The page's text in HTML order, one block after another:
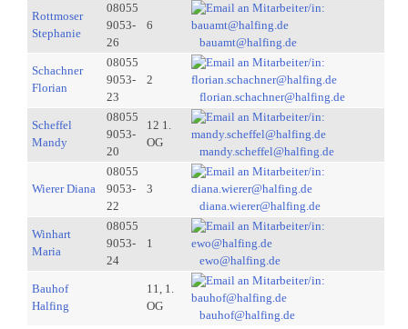
Rottmoser
Stephanie
08055
9053-
26
6
bauamt@halfing.de
Schachner
Florian
08055
9053-
23
2
florian.schachner@halfing.de
Scheffel
Mandy
08055
9053-
20
12 1.
OG
mandy.scheffel@halfing.de
Wierer Diana
08055
9053-
22
3
diana.wierer@halfing.de
Winhart
Maria
08055
9053-
24
1
ewo@halfing.de
Bauhof
Halfing
11, 1.
OG
bauhof@halfing.de